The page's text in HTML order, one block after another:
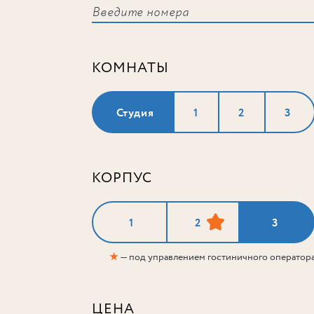
КОМНАТЫ
Студия 1 2 3
КОРПУС
1 2 3
★— под управлением гостиничного
ЦЕНА